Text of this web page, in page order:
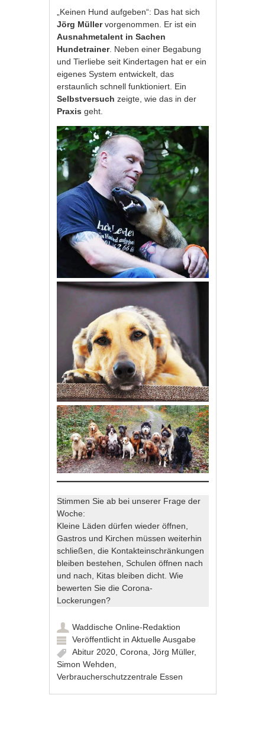
„Keinen Hund aufgeben“: Das hat sich
Jörg Müllervorgenommen. Er ist ein
Ausnahmetalent in Sachen
Hundetrainer. Neben einer Begabung
und Tierliebe seit Kindertagen hat er ein
eigenes System entwickelt, das
erstaunlich schnell funktioniert. Ein
Selbstversuchzeigte, wie das in der
Praxisgeht.
Stimmen Sie ab bei unserer Frage der
Woche:
Kleine Läden dürfen wieder öffnen,
Gastros und Kirchen müssen weiterhin
schließen, die Kontakteinschränkungen
bleiben bestehen, Schulen öffnen nach
und nach, Kitas bleiben dicht. Wie
bewerten Sie die Corona-
Lockerungen?
Waddische Online-Redaktion
Veröffentlicht inAktuelle Ausgabe
Abitur 2020 ,Corona ,Jörg Müller,
Simon Wehden
Verbraucherschutzzentrale Essen